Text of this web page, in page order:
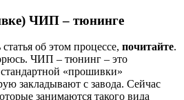
ЧИП – тюнинге
об этом процессе, почитайте.
ЧИП – тюнинг – это
«прошивки»
закладывают с завода. Сейчас
занимаются такого вида